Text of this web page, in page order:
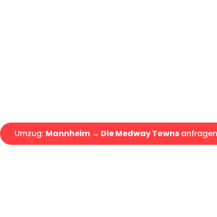
Umzug: Mannheim → Die Medway Towns anfragen